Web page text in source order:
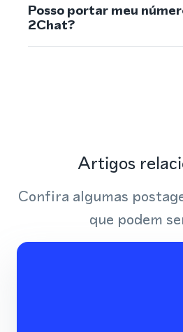
Posso portar meu
2Chat?
Artigos
Confira algumas
que podem